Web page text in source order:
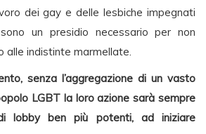
dei gay e delle lesbiche impegnati
un presidio necessario per non
alle indistinte marmellate.
senza l’aggregazione di un vasto
LGBT la loro azione sarà sempre
lobby ben più potenti, ad iniziare